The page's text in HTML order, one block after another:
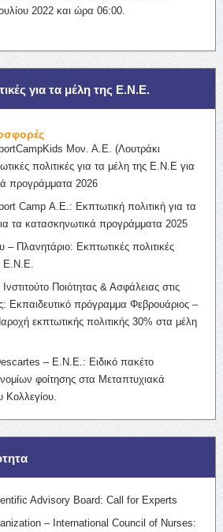
2022 και ώρα 06:00.
για τα μέλη της Ε.Ν.Ε.
Μον. Α.Ε. (Λουτράκι
πολιτικές για τα μέλη της Ε.Ν.Ε για
προγράμματα 2026
Camp Α.Ε.: Εκπτωτική πολιτική για τα
τα κατασκηνωτικά προγράμματα 2025
– Πλανητάριο: Εκπτωτικές πολιτικές
Ε.Ν.Ε.
Ποιότητας & Ασφάλειας στις
Εκπαιδευτικό πρόγραμμα Φεβρουάριος –
εκπτωτικής πολιτικής 30% στα μέλη
– Ε.Ν.Ε.: Ειδικό πακέτο
φοίτησης στα Μεταπτυχιακά
Κολλεγίου.
Advisory Board: Call for Experts
– International Council of Nurses: